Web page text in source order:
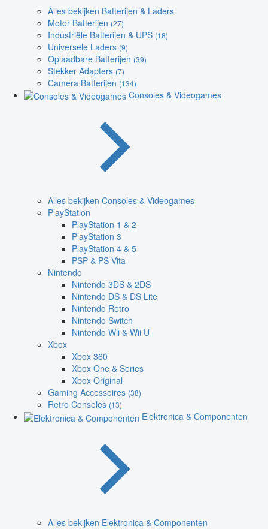
Alles bekijken Batterijen & Laders
Motor Batterijen (27)
Industriële Batterijen & UPS (18)
Universele Laders (9)
Oplaadbare Batterijen (39)
Stekker Adapters (7)
Camera Batterijen (134)
Consoles & Videogames
Alles bekijken Consoles & Videogames
PlayStation
PlayStation 1 & 2
PlayStation 3
PlayStation 4 & 5
PSP & PS Vita
Nintendo
Nintendo 3DS & 2DS
Nintendo DS & DS Lite
Nintendo Retro
Nintendo Switch
Nintendo Wii & Wii U
Xbox
Xbox 360
Xbox One & Series
Xbox Original
Gaming Accessoires (38)
Retro Consoles (13)
Elektronica & Componenten
Alles bekijken Elektronica & Componenten